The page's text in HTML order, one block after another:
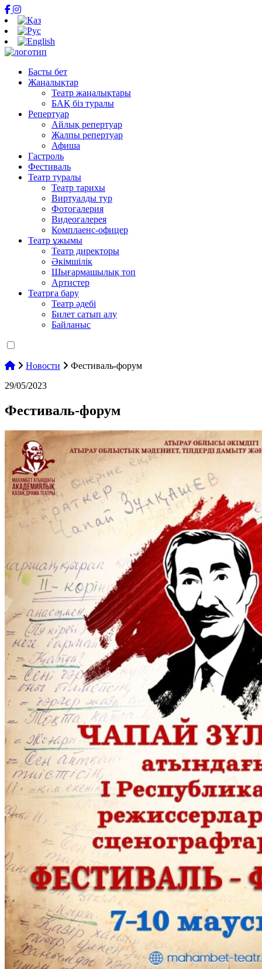
Басты бет
Жаңалықтар
Театр жаңалықтары
БАҚ біз туралы
Репертуар
Айлық репертуар
Жалпы репертуар
Афиша
Гастроль
Фестиваль
Театр туралы
Театр тарихы
Виртуалды тур
Фотогалерия
Видеогалерея
Комплаенс-офицер
Театр ұжымы
Театр директоры
Әкімшілік
Шығармашылық топ
Артистер
Театрға бару
Театр әдебі
Билет сатып алу
Байланыс
Новости
Фестиваль-форум
29/05/2023
Фестиваль-форум